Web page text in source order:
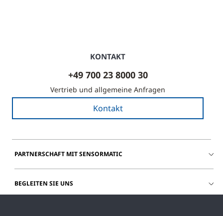
KONTAKT
+49 700 23 8000 30
Vertrieb und allgemeine Anfragen
Kontakt
PARTNERSCHAFT MIT SENSORMATIC
BEGLEITEN SIE UNS